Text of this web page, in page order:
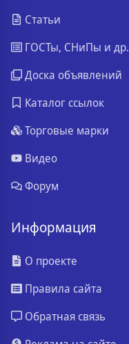
Статьи
ГОСТы, СНиПы и др.
Доска объявлений
Каталог ссылок
Торговые марки
Видео
Форум
Информация
О проекте
Правила сайта
Обратная связь